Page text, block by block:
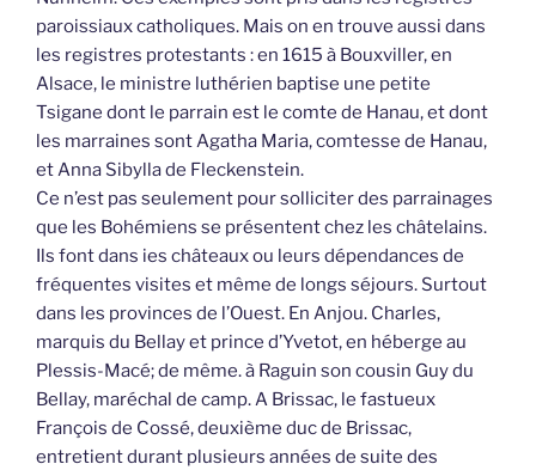
paroissiaux catholiques. Mais on en trouve aussi dans
les registres protestants : en 1615 à Bouxviller, en
Alsace, le ministre luthérien baptise une petite
Tsigane dont le parrain est le comte de Hanau, et dont
les marraines sont Agatha Maria, comtesse de Hanau,
et Anna Sibylla de Fleckenstein.
Ce n’est pas seulement pour solliciter des parrainages
que les Bohémiens se présentent chez les châtelains.
Ils font dans ies châteaux ou leurs dépendances de
fréquentes visites et même de longs séjours. Surtout
dans les provinces de l’Ouest. En Anjou. Charles,
marquis du Bellay et prince d’Yvetot, en héberge au
Plessis-Macé; de même. à Raguin son cousin Guy du
Bellay, maréchal de camp. A Brissac, le fastueux
François de Cossé, deuxième duc de Brissac,
entretient durant plusieurs années de suite des